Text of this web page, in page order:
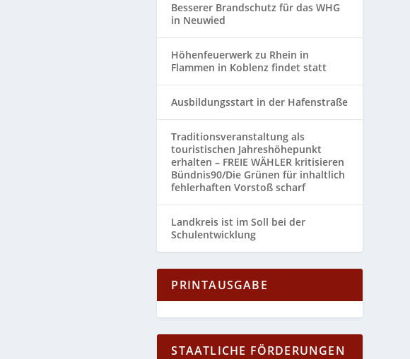
Besserer Brandschutz für das WHG
in Neuwied
Höhenfeuerwerk zu Rhein in
Flammen in Koblenz findet statt
Ausbildungsstart in der Hafenstraße
Traditionsveranstaltung als
touristischen Jahreshöhepunkt
erhalten – FREIE WÄHLER kritisieren
Bündnis90/Die Grünen für inhaltlich
fehlerhaften Vorstoß scharf
Landkreis ist im Soll bei der
Schulentwicklung
PRINTAUSGABE
STAATLICHE FÖRDERUNGEN